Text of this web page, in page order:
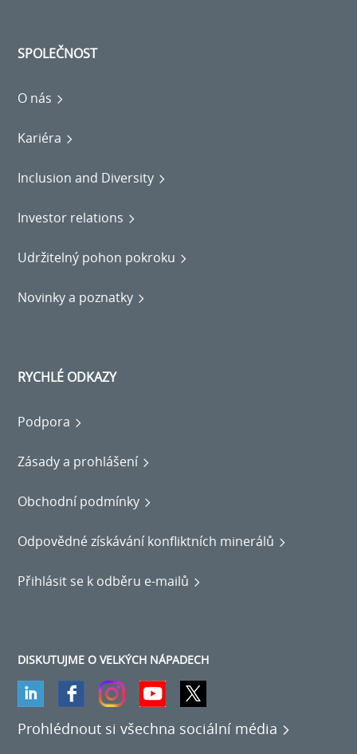
SPOLEČNOST
O nás
Kariéra
Inclusion and Diversity
Investor relations
Udržitelný pohon pokroku
Novinky a poznatky
RYCHLÉ ODKAZY
Podpora
Zásady a prohlášení
Obchodní podmínky
Odpovědné získávání konfliktních minerálů
Přihlásit se k odběru e-mailů
DISKUTUJME O VELKÝCH NÁPADECH
Prohlédnout si všechna sociální média